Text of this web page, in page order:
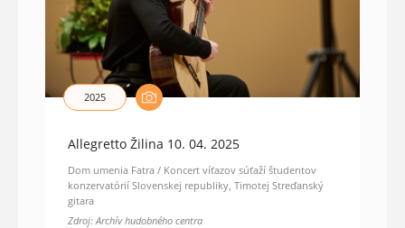
2025
Allegretto Žilina 10. 04. 2025
Dom umenia Fatra / Koncert víťazov súťaží študentov
konzervatórií Slovenskej republiky, Timotej Streďanský
gitara
Zdroj: Archív hudobného centra